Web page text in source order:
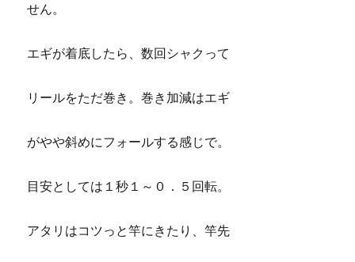
せん。
エギが着底したら、数回シャクって
リールをただ巻き。巻き加減はエギ
がやや斜めにフォールする感じで。
目安としては１秒１～０．５回転。
アタリはコツっと竿にきたり、竿先